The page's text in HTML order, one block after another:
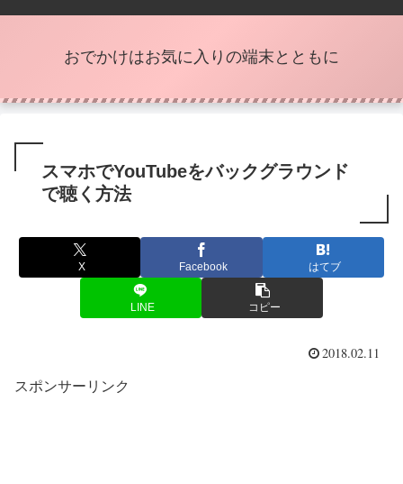
おでかけはお気に入りの端末とともに
スマホでYouTubeをバックグラウンド
で聴く方法
X Facebook はてブ
LINE コピー
2018.02.11
スポンサーリンク